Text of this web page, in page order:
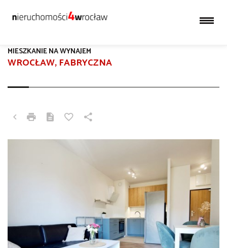
WROCŁAW, FABRYCZNA
MIESZKANIE NA WYNAJEM